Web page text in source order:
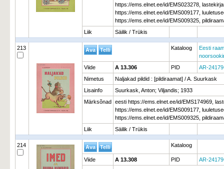
https://ems.elnet.ee/id/EMS023278,
https://ems.elnet.ee/id/EMS009177,
https://ems.elnet.ee/id/EMS009325,
Liik
Säilik / Trükis
213 Kataloog
Eesti
Viide
A 13.306 PID
AR-
Nimetus
Naljakad pildid : [pildiraamat] / A. Suurkask
Lisainfo
Suurkask, Anton; Viljandis; 1933
Märksõnad eesti https://ems.elnet.ee/id/EMS174969,
https://ems.elnet.ee/id/EMS009177,
https://ems.elnet.ee/id/EMS009325,
Liik
Säilik / Trükis
214 Kataloog
Viide A 13.308 PID
AR-